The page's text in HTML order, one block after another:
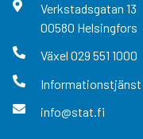
Verkstadsgatan 13
00580 Helsingfors
Växel 029 551 1000
Informationstjänst
info@stat.fi